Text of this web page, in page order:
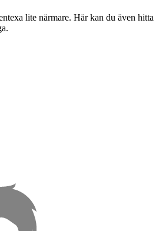
lite närmare. Här kan du även hitta